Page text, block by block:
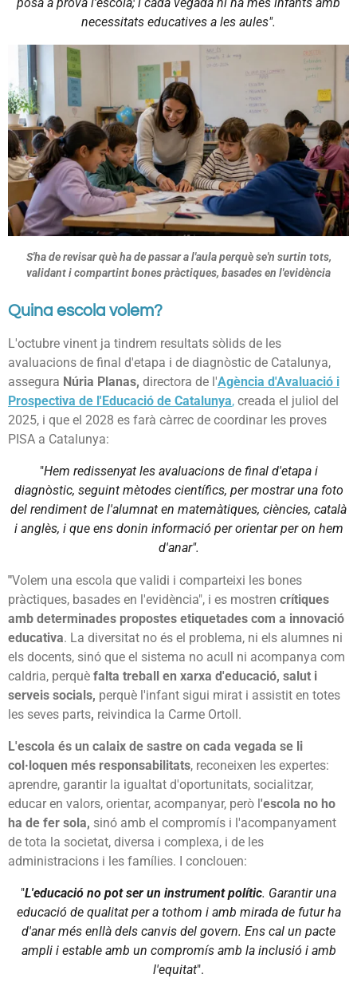
necessitats educatives a les aules".
S'ha de revisar què ha de passar a l'aula perquè se'n surtin tots,
validant i compartint bones pràctiques, basades en l'evidència
Quina escola volem?
L'octubre vinent ja tindrem resultats sòlids de les
avaluacions de final d'etapa i de diagnòstic de Catalunya,
assegura Núria Planas, directora de l'Agència d'Avaluació i
Prospectiva de l'Educació de Catalunya, creada el juliol del
2025, i que el 2028 es farà càrrec de coordinar les proves
PISA a Catalunya:
"Hem redissenyat les avaluacions de final d'etapa i
diagnòstic, seguint mètodes científics, per mostrar una foto
del rendiment de l'alumnat en matemàtiques, ciències, català
i anglès, i que ens donin informació per orientar per on hem
d'anar".
"Volem una escola que validi i comparteixi les bones
pràctiques, basades en l'evidència", i es mostren crítiques
amb determinades propostes etiquetades com a innovació
educativa. La diversitat no és el problema, ni els alumnes ni
els docents, sinó que el sistema no acull ni acompanya com
caldria, perquè falta treball en xarxa d'educació, salut i
serveis socials, perquè l'infant sigui mirat i assistit en totes
les seves parts, reivindica la Carme Ortoll.
L'escola és un calaix de sastre on cada vegada se li
col·loquen més responsabilitats, reconeixen les expertes:
aprendre, garantir la igualtat d'oportunitats, socialitzar,
educar en valors, orientar, acompanyar, però l'escola no ho
ha de fer sola, sinó amb el compromís i l'acompanyament
de tota la societat, diversa i complexa, i de les
administracions i les famílies. I conclouen:
"L'educació no pot ser un instrument polític. Garantir una
educació de qualitat per a tothom i amb mirada de futur ha
d'anar més enllà dels canvis del govern. Ens cal un pacte
ampli i estable amb un compromís amb la inclusió i amb
l'equitat".